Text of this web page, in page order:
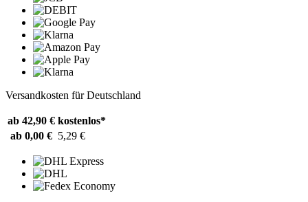
Versandkosten für Deutschland
ab 42,90 € kostenlos*
ab 0,00 € 5,29 €